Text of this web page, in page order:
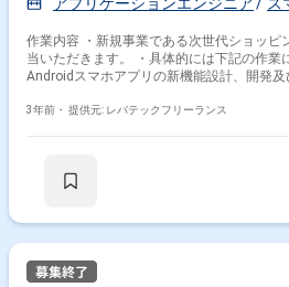
作業内容 ・新規事業である次世代ショッ
当いただきます。 ・具体的には下記の作業
Androidスマホアプリの新機能設計、開発
エンドエンジニアと連携したチーム開発
3年前・ 提供元: レバテックフリーランス